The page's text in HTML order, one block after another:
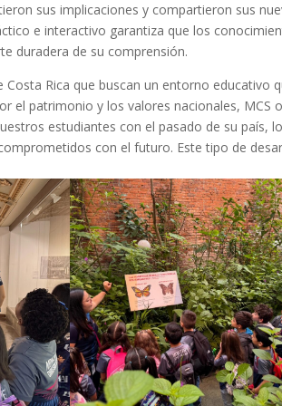
sus implicaciones y compartieron sus
e interactivo garantiza que los
duradera de su comprensión.
Costa Rica que buscan un entorno educativo
el patrimonio y los valores nacionales, MCS
estudiantes con el pasado de su país,
con el futuro. Este tipo de